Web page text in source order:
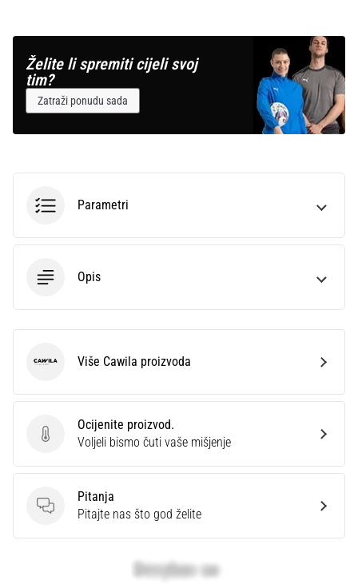
Želite li spremiti cijeli svoj
tim?
Zatraži ponudu sada
Parametri
Opis
Ocijenite proizvod.
Ocijenite proizvod.
Voljeli bismo čuti vaše mišjenje
Pitanja
Pitanja
Pitajte nas što god želite
Cawila Više Cawila proizvoda